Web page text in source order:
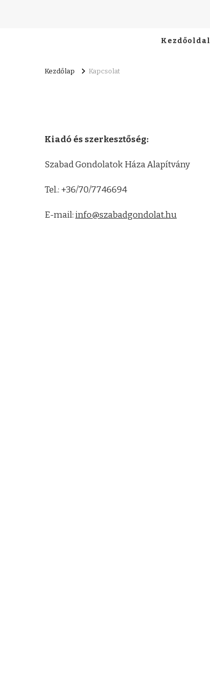
Kezdőoldal
Kezdőlap Kapcsolat
Kiadó és szerkesztőség:
Szabad Gondolatok Háza Alapítvány
Tel.: +36/70/7746694
E-mail:info@szabadgondolat.hu